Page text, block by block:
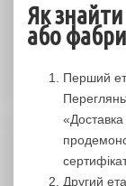
Як
або
Перший
Другий